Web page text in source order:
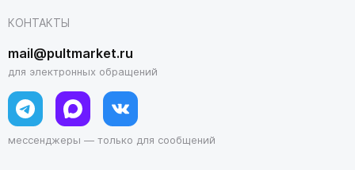
КОНТАКТЫ
mail@pultmarket.ru
для электронных обращений
мессенджеры — только для сообщений